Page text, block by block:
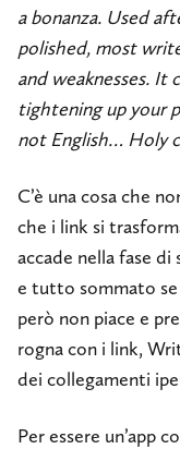
a bonanza. Used
polished, most
and weaknesses. It
tightening up your
not English… Holy
C’è una cosa che
che i link si
accade nella fase
e tutto sommato se
però non piace e
rogna con i link,
dei collegamenti
Per essere un’app